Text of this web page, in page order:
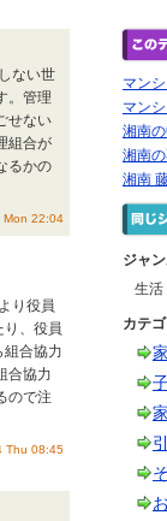
ない世
。管理
せない
組合が
るかの
Mon 22:04
り役員
、役員
合協力
合協力
ので注
Thu 08:45
マン
マン
湘南
湘南
湘南
ジャ
生活
カテ